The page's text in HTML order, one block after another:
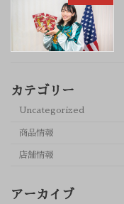
カテゴリー
Uncategorized
商品情報
店舗情報
アーカイブ